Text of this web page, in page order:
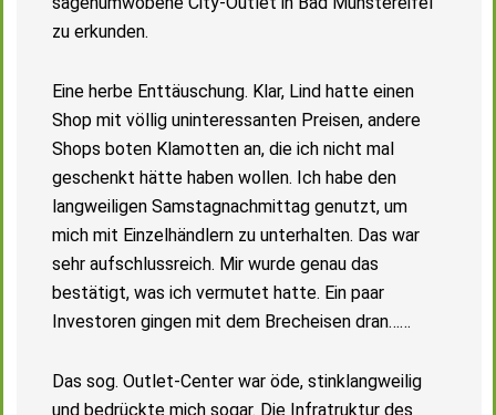
zu erkunden.
Eine herbe Enttäuschung. Klar, Lind hatte einen
Shop mit völlig uninteressanten Preisen, andere
Shops boten Klamotten an, die ich nicht mal
geschenkt hätte haben wollen. Ich habe den
langweiligen Samstagnachmittag genutzt, um
mich mit Einzelhändlern zu unterhalten. Das war
sehr aufschlussreich. Mir wurde genau das
bestätigt, was ich vermutet hatte. Ein paar
Investoren gingen mit dem Brecheisen dran……
Das sog. Outlet-Center war öde, stinklangweilig
und bedrückte mich sogar. Die Infratruktur des